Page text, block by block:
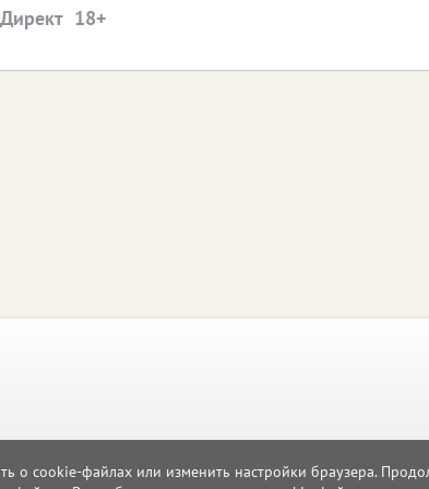
о cookie-файлах или изменить настройки браузера.